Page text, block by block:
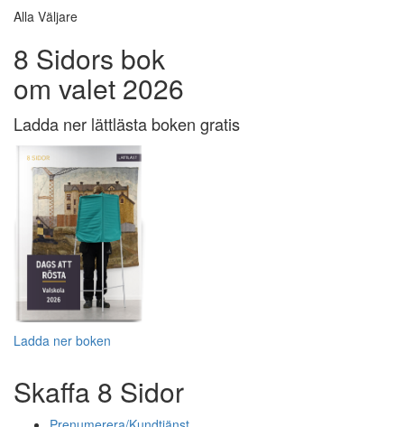
Alla Väljare
8 Sidors bok
om valet 2026
Ladda ner lättlästa boken gratis
Ladda ner boken
Skaffa 8 Sidor